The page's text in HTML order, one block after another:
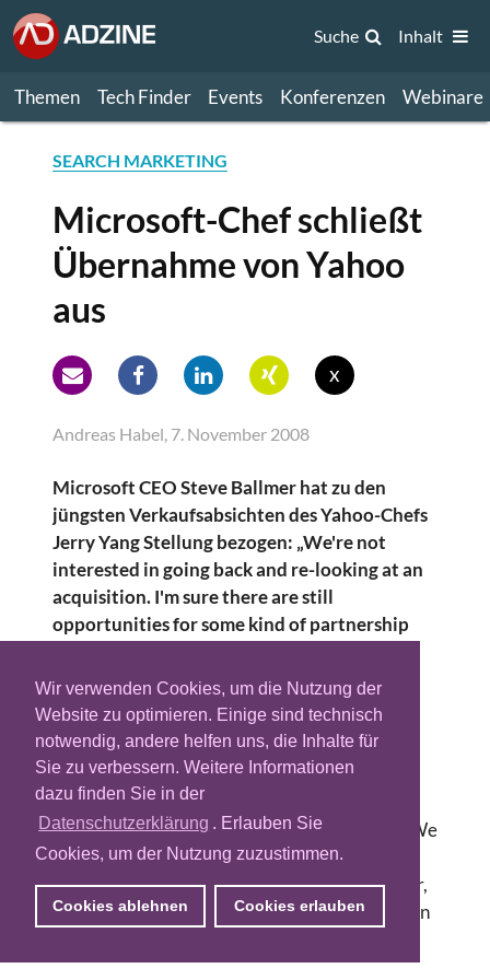
Wir verwenden Cookies, um die Nutzung der
Website zu optimieren. Einige sind technisch
notwendig, andere helfen uns, die Inhalte für
Sie zu verbessern. Weitere Informationen
dazu finden Sie in der
Datenschutzerklärung . Erlauben Sie
Cookies, um der Nutzung zuzustimmen.
Cookies ablehnen Cookies erlauben
Themen Tech Finder Events Konferenzen Webinare
Suche Inhalt
SEARCH MARKETING
Microsoft-Chef schließt
Übernahme von Yahoo
aus
x
Andreas Habel, 7. November 2008
Microsoft CEO Steve Ballmer hat zu den
jüngsten Verkaufsabsichten des Yahoo-Chefs
Jerry Yang Stellung bezogen: „We're not
interested in going back and re-looking at an
acquisition. I'm sure there are still
opportunities for some kind of partnership
Nachrichten- und Informationsdienst
Bloomberg auf einer Konferenz in Sydney.
Ballmer ging jedoch nicht auf Einzelheiten
möglicher Kooperationen ein. Microsoft habe
sich weiterbewegt und nun klar gemacht, kein
weiteres Angebot mehr abgeben zu wollen: "We
tried at one point to do a partnership around
search, not advertising. That didn't work either,
so we moved on, and they moved on.", zitiert ihn